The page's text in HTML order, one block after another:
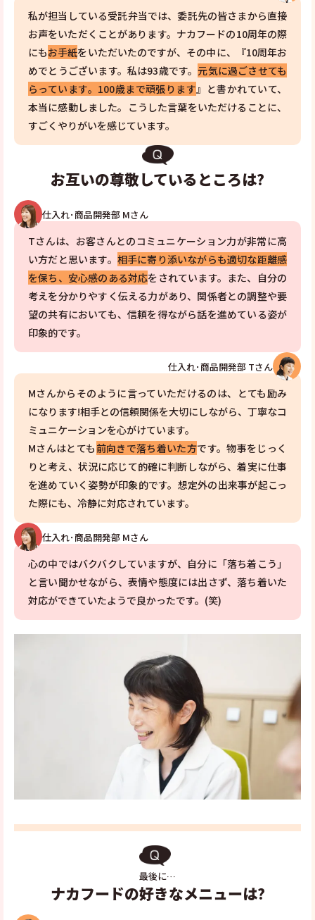
私が担当している受託弁当では、委託先の皆さまから直接
お声をいただくことがあります。ナカフードの10周年の際
にもお手紙をいただいたのですが、その中に、『10周年お
めでとうございます。私は93歳です。元気に過ごさせても
らっています。100歳まで頑張ります 』と書かれていて、
本当に感動しました。こうした言葉をいただけることに、
すごくやりがいを感じています。
お互いの尊敬しているところは?
仕入れ･商品開発部 Mさん
Tさんは、お客さんとのコミュニケーション力が非常に高
い方だと思います。 相手に寄り添いながらも適切な距離感
を保ち、安心感のある対応をされています。また、自分の
考えを分かりやすく伝える力があり、関係者との調整や要
望の共有においても、信頼を得ながら話を進めている姿が
印象的です。
仕入れ･商品開発部 Tさん
Mさんからそのように言っていただけるのは、とても励み
になります!相手との信頼関係を大切にしながら、丁寧なコ
ミュニケーションを心がけています。
Mさんはとても 前向きで落ち着いた方です。物事をじっく
りと考え、状況に応じて的確に判断しながら、着実に仕事
を進めていく姿勢が印象的です。想定外の出来事が起こっ
た際にも、冷静に対応されています。
仕入れ･商品開発部 Mさん
心の中ではバクバクしていますが、自分に「落ち着こう」
と言い聞かせながら、表情や態度には出さず、落ち着いた
対応ができていたようで良かったです。(笑)
最後に…
ナカフードの好きなメニューは?